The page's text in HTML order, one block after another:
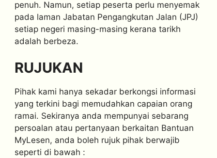
penuh. Namun, setiap peserta perlu menyemak
pada laman Jabatan Pengangkutan Jalan (JPJ)
setiap negeri masing-masing kerana tarikh
adalah berbeza.
RUJUKAN
Pihak kami hanya sekadar berkongsi informasi
yang terkini bagi memudahkan capaian orang
ramai. Sekiranya anda mempunyai sebarang
persoalan atau pertanyaan berkaitan Bantuan
MyLesen, anda boleh rujuk pihak berwajib
seperti di bawah :